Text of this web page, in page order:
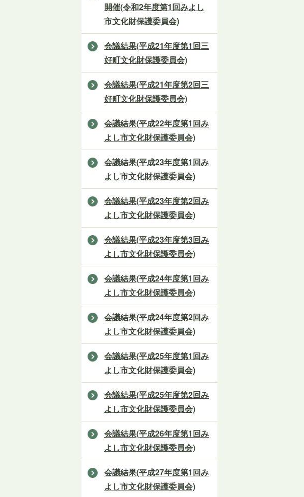
開催(令和2年度第1回みよし
市文化財保護委員会)
会議結果(平成21年度第1回三
好町文化財保護委員会)
会議結果(平成21年度第2回三
好町文化財保護委員会)
会議結果(平成22年度第1回み
よし市文化財保護委員会)
会議結果(平成23年度第1回み
よし市文化財保護委員会)
会議結果(平成23年度第2回み
よし市文化財保護委員会)
会議結果(平成23年度第3回み
よし市文化財保護委員会)
会議結果(平成24年度第1回み
よし市文化財保護委員会)
会議結果(平成24年度第2回み
よし市文化財保護委員会)
会議結果(平成25年度第1回み
よし市文化財保護委員会)
会議結果(平成25年度第2回み
よし市文化財保護委員会)
会議結果(平成26年度第1回み
よし市文化財保護委員会)
会議結果(平成27年度第1回み
よし市文化財保護委員会)